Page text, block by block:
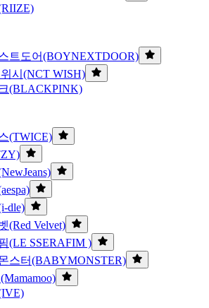
트도어(BOYNEXTDOOR)
시(NCT WISH)
(BLACKPINK)
(TWICE)
dle)
(Red Velvet)
(LE SSERAFIM )
스터(BABYMONSTER)